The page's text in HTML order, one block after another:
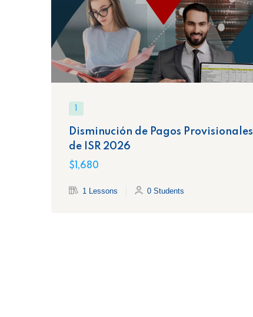
Disminución de Pagos Provisionales
de ISR 2026
$1,680
1 Lessons 0 Students